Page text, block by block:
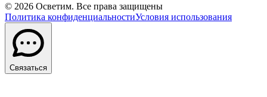
© 2026 Осветим. Все права защищены
Политика конфиденциальностиУсловия использования
Связаться